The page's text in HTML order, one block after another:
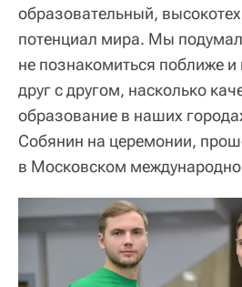
образовательный,
потенциал мира. Мы
не познакомиться поближе и
друг с другом, насколько
образование в наших
Собянин на церемонии,
в Московском